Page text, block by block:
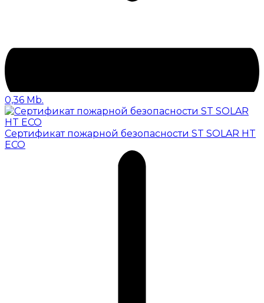
0,36 Mb.
Сертификат пожарной безопасности ST SOLAR HT
ECO